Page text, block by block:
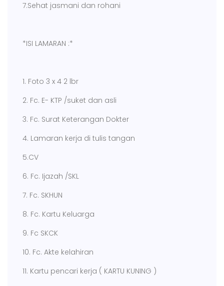
7.Sehat jasmani dan rohani
*ISI LAMARAN :*
1. Foto 3 x 4 2 lbr
2. Fc. E- KTP /suket dan asli
3. Fc. Surat Keterangan Dokter
4. Lamaran kerja di tulis tangan
5.CV
6. Fc. Ijazah /SKL
7. Fc. SKHUN
8. Fc. Kartu Keluarga
9. Fc SKCK
10. Fc. Akte kelahiran
11. Kartu pencari kerja ( KARTU KUNING )